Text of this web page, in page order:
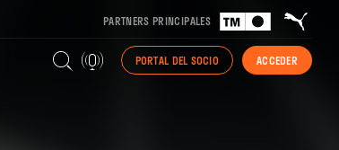
PARTNERS PRINCIPALES
PORTAL DEL SOCIO ACCEDER